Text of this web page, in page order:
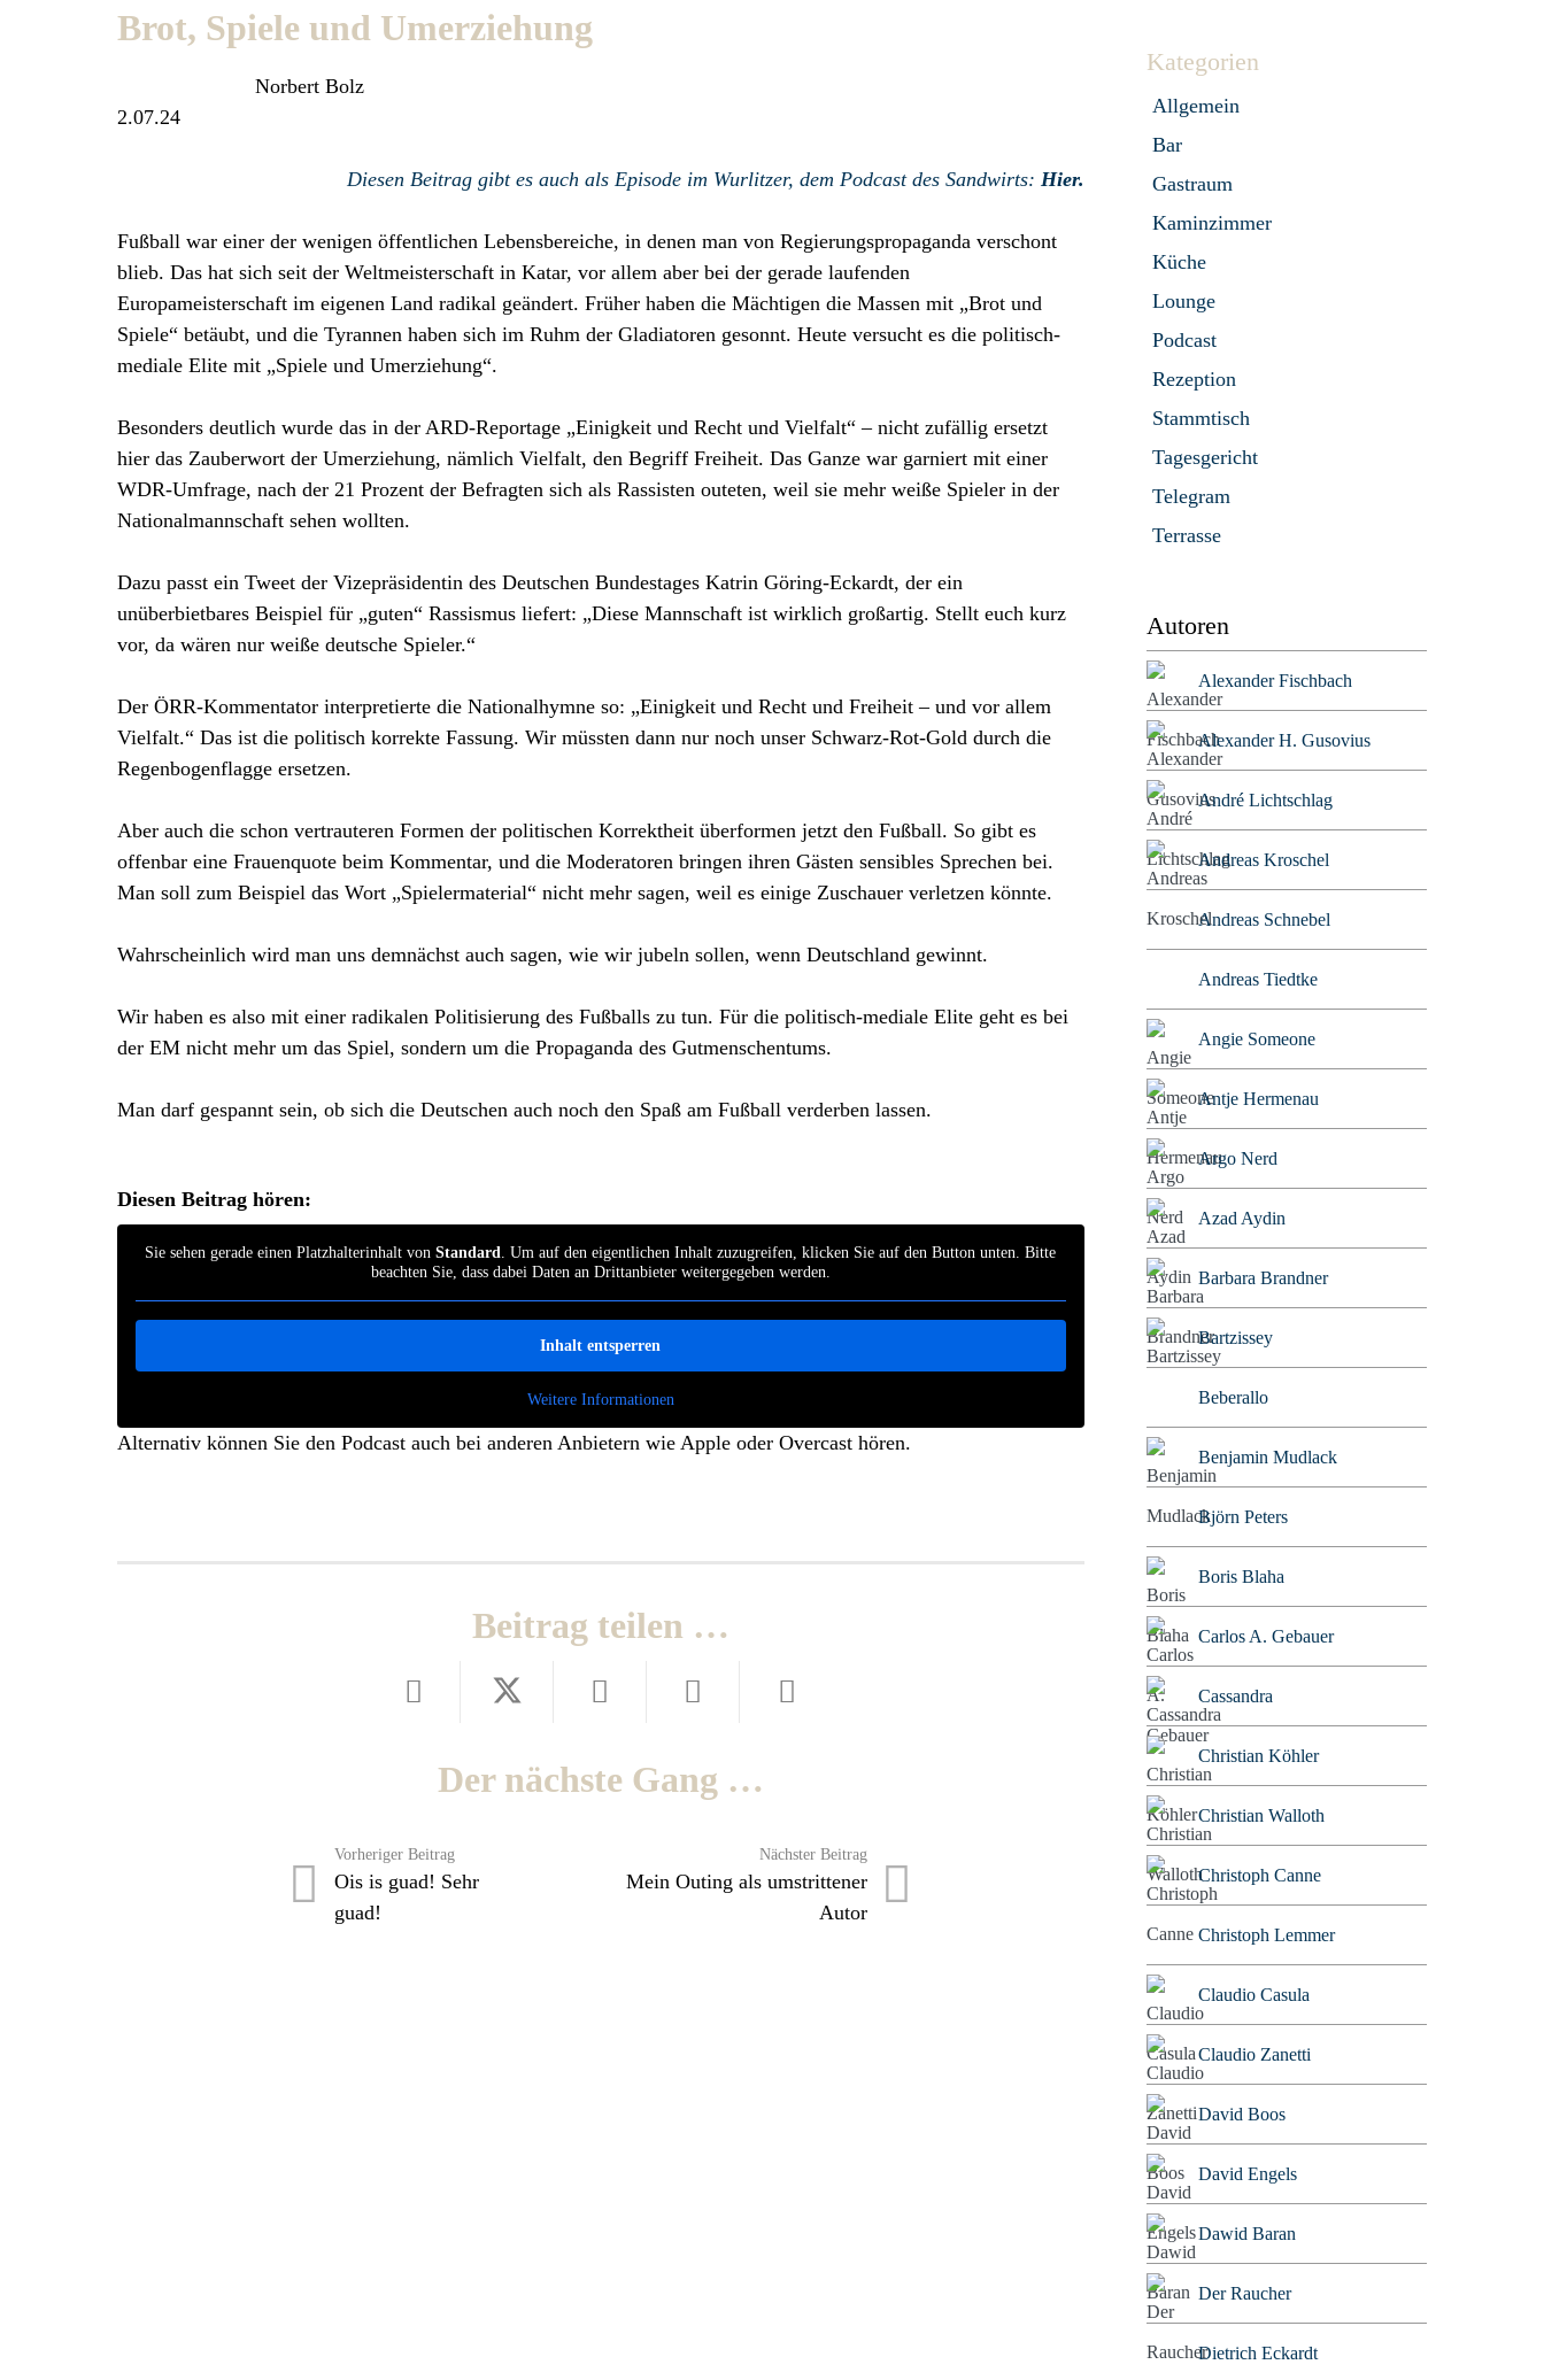
Brot, Spiele und Umerziehung
Norbert Bolz
2.07.24
Diesen Beitrag gibt es auch als Episode im Wurlitzer, dem Podcast des Sandwirts: Hier.
Fußball war einer der wenigen öffentlichen Lebensbereiche, in denen man von Regierungspropaganda verschont
blieb. Das hat sich seit der Weltmeisterschaft in Katar, vor allem aber bei der gerade laufenden
Europameisterschaft im eigenen Land radikal geändert. Früher haben die Mächtigen die Massen mit „Brot und
Spiele“ betäubt, und die Tyrannen haben sich im Ruhm der Gladiatoren gesonnt. Heute versucht es die politisch-
mediale Elite mit „Spiele und Umerziehung“.
Besonders deutlich wurde das in der ARD-Reportage „Einigkeit und Recht und Vielfalt“ – nicht zufällig ersetzt
hier das Zauberwort der Umerziehung, nämlich Vielfalt, den Begriff Freiheit. Das Ganze war garniert mit einer
WDR-Umfrage, nach der 21 Prozent der Befragten sich als Rassisten outeten, weil sie mehr weiße Spieler in der
Nationalmannschaft sehen wollten.
Dazu passt ein Tweet der Vizepräsidentin des Deutschen Bundestages Katrin Göring-Eckardt, der ein
unüberbietbares Beispiel für „guten“ Rassismus liefert: „Diese Mannschaft ist wirklich großartig. Stellt euch kurz
vor, da wären nur weiße deutsche Spieler.“
Der ÖRR-Kommentator interpretierte die Nationalhymne so: „Einigkeit und Recht und Freiheit – und vor allem
Vielfalt.“ Das ist die politisch korrekte Fassung. Wir müssten dann nur noch unser Schwarz-Rot-Gold durch die
Regenbogenflagge ersetzen.
Aber auch die schon vertrauteren Formen der politischen Korrektheit überformen jetzt den Fußball. So gibt es
offenbar eine Frauenquote beim Kommentar, und die Moderatoren bringen ihren Gästen sensibles Sprechen bei.
Man soll zum Beispiel das Wort „Spielermaterial“ nicht mehr sagen, weil es einige Zuschauer verletzen könnte.
Wahrscheinlich wird man uns demnächst auch sagen, wie wir jubeln sollen, wenn Deutschland gewinnt.
Wir haben es also mit einer radikalen Politisierung des Fußballs zu tun. Für die politisch-mediale Elite geht es bei
der EM nicht mehr um das Spiel, sondern um die Propaganda des Gutmenschentums.
Man darf gespannt sein, ob sich die Deutschen auch noch den Spaß am Fußball verderben lassen.
Diesen Beitrag hören:
Sie sehen gerade einen Platzhalterinhalt vonStandard. Um auf den eigentlichen Inhalt zuzugreifen, klicken Sie auf den Button unten. Bitte
beachten Sie, dass dabei Daten an Drittanbieter weitergegeben werden.
Inhalt entsperren
Weitere Informationen
Alternativ können Sie den Podcast auch bei anderen Anbietern wie Apple oder Overcast hören.
Beitrag teilen …
Der nächste Gang …
Vorheriger Beitrag
Ois is guad! Sehr
guad!
Nächster Beitrag
Mein Outing als umstrittener
Autor
Kategorien
Allgemein
Bar
Gastraum
Kaminzimmer
Küche
Lounge
Podcast
Rezeption
Stammtisch
Tagesgericht
Telegram
Terrasse
Autoren
Alexander Fischbach
Alexander H. Gusovius
André Lichtschlag
Andreas Kroschel
Andreas Schnebel
Andreas Tiedtke
Angie Someone
Antje Hermenau
Argo Nerd
Azad Aydin
Barbara Brandner
Bartzissey
Beberallo
Benjamin Mudlack
Björn Peters
Boris Blaha
Carlos A. Gebauer
Cassandra
Christian Köhler
Christian Walloth
Christoph Canne
Christoph Lemmer
Claudio Casula
Claudio Zanetti
David Boos
David Engels
Dawid Baran
Der Raucher
Dietrich Eckardt